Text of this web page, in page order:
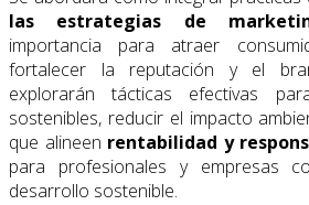
las estrategias de
importancia para atraer
fortalecer la reputación y el
explorarán tácticas efectivas
sostenibles, reducir el impacto
que alineen rentabilidad y
para profesionales y empresas
desarrollo sostenible.